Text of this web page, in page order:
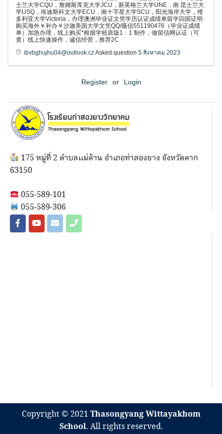
士兰大学CQU，詹姆斯库克大学JCU，新英格兰大学UNE，南 昆士兰大
学USQ，埃迪斯科文大学ECU，南十字星大学SCU，阳光海岸大学，维
多利亚大学Victoria，办理澳洲毕业证文凭学历认证成绩单留学回国证明
购买海外￥补办￥沙迦美国大学文凭QQ/薇信551190476（毕业证成绩
单）加急办理，线上购买*根据学校原版1：1 制作，做留信网认证（可
查）线上快速操作，诚信经营，推荐2C
ibvbghujhu04@outlook.czAsked question 5 สิงหาคม 2023
Register or Login
175 หมู่ที่ 2 ตำบลแม่ต้าน อำเภอท่าสองยาง จังหวัดตาก
63150
055-589-101
055-589-306
Copyright © 2021 Thasongyang Wittayakhom
School. All rights reserved.